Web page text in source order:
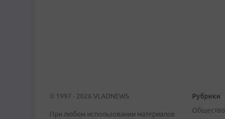
© 1997 - 2026 VLADNEWS
При любом использовании материалов
Рубрики
Общество